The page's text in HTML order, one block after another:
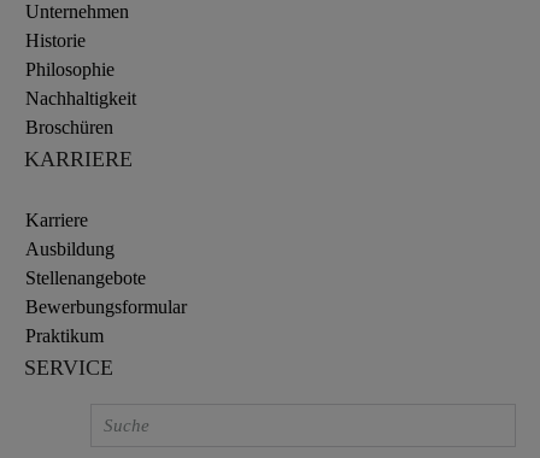
Unternehmen
Historie
Philosophie
Nachhaltigkeit
Broschüren
KARRIERE
Karriere
Ausbildung
Stellenangebote
Bewerbungsformular
Praktikum
SERVICE